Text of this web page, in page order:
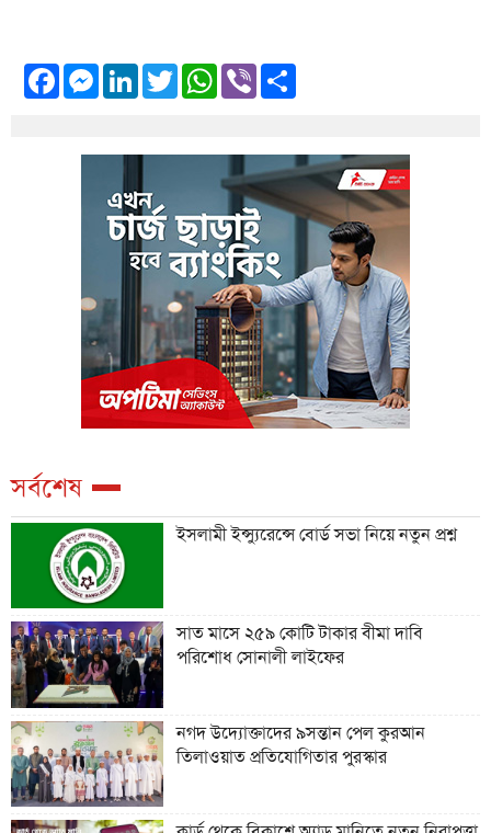
Facebook
Messenger
LinkedIn
TwitterWhatsApp
Viber
সর্বশেষ
ইসলামী ইন্স্যুরেন্সে বোর্ড সভা নিয়ে নতুন প্রশ্ন
সাত মাসে ২৫৯ কোটি টাকার বীমা দাবি
পরিশোধ সোনালী লাইফের
নগদ উদ্যোক্তাদের ৯সন্তান পেল কুরআন
তিলাওয়াত প্রতিযোগিতার পুরস্কার